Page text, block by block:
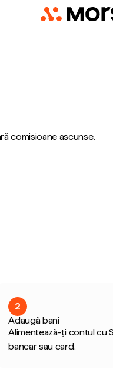
comisioane ascunse.
2
Adaugă bani
Alimentează-ți contul cu
bancar sau card.